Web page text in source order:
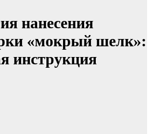
нанесения
«мокрый шелк»:
инструкция